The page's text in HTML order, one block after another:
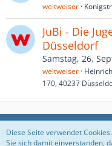
weltweiser
JuBi - Die
Düsseldorf
Samstag, 26.
weltweiser
170, 40237
Datenschutzerklärung
Diese Seite verwendet
Sie sich damit einverstanden,